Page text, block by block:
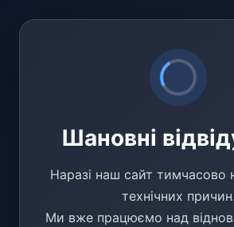
Шановні
Наразі наш сайт тимчасово
технічних причин.
Ми вже працюємо над